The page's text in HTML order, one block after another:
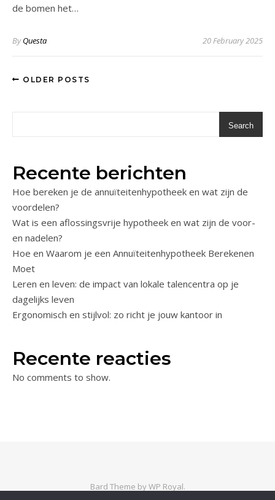
de bomen het…
ByQuesta 20 February 2025
OLDER POSTS
Search
Recente berichten
Hoe bereken je de annuïteitenhypotheek en wat zijn de
voordelen?
Wat is een aflossingsvrije hypotheek en wat zijn de voor-
en nadelen?
Hoe en Waarom je een Annuïteitenhypotheek Berekenen
Moet
Leren en leven: de impact van lokale talencentra op je
dagelijks leven
Ergonomisch en stijlvol: zo richt je jouw kantoor in
Recente reacties
No comments to show.
Bard Theme byWP Royal.